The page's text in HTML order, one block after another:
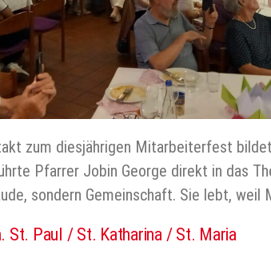
zum diesjährigen Mitarbeiterfest
Pfarrer Jobin George direkt in das
sondern Gemeinschaft. Sie lebt, weil
St. Paul / St. Katharina / St. Maria